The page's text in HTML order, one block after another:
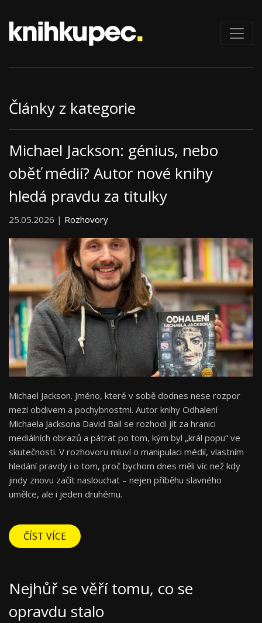
Články z kategorie
Michael Jackson: génius, nebo
oběť médií? Autor nové knihy
hledá pravdu za titulky
25.05.2026 | Rozhovory
Michael Jackson. Jméno, které v sobě dodnes nese rozpor
mezi obdivem a pochybnostmi. Autor knihy Odhalení
Michaela Jacksona David Bail se rozhodl jít za hranici
mediálních obrazů a pátrat po tom, kým byl „král popu“ ve
skutečnosti. V rozhovoru mluví o manipulaci médií, vlastním
hledání pravdy i o tom, proč bychom dnes měli víc než kdy
jindy znovu začít naslouchat – nejen příběhu slavného
umělce, ale i jeden druhému.
ČÍST VÍCE
Nejhůř se věří tomu, co se
opravdu stalo